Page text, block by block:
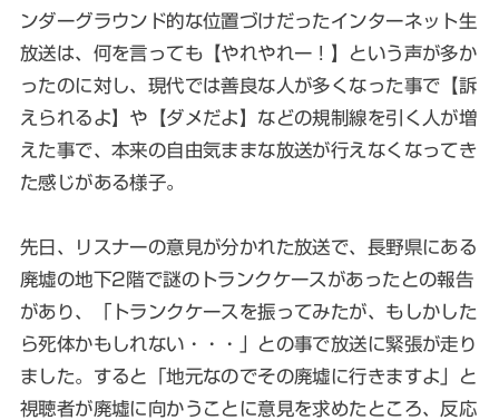
ンダーグラウンド的な位置づけだったインターネット生
放送は、何を言っても【やれやれー！】という声が多か
ったのに対し、現代では善良な人が多くなった事で【訴
えられるよ】や【ダメだよ】などの規制線を引く人が増
えた事で、本来の自由気ままな放送が行えなくなってき
た感じがある様子。
先日、リスナーの意見が分かれた放送で、長野県にある
廃墟の地下2階で謎のトランクケースがあったとの報告
があり、「トランクケースを振ってみたが、もしかした
ら死体かもしれない・・・」との事で放送に緊張が走り
ました。すると「地元なのでその廃墟に行きますよ」と
視聴者が廃墟に向かうことに意見を求めたところ、反応